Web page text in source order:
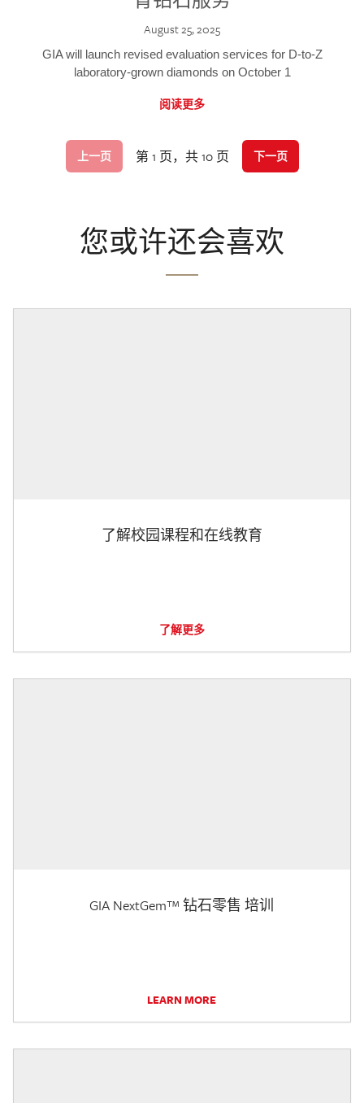
August 25, 2025
GIA will launch revised evaluation services for D-to-Z
laboratory-grown diamonds on October 1
阅读更多
上一页 第 1 页，共 10 页 下一页
您或许还会喜欢
了解校园课程和在线教育
了解更多
GIA NextGem™ 钻石零售 培训
LEARN MORE